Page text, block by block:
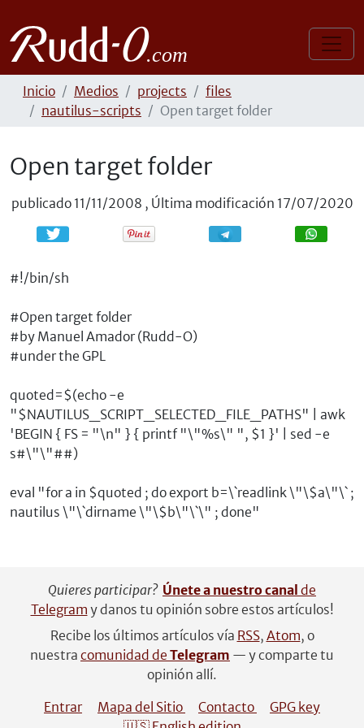
Inicio Medios projects
files
nautilus-scripts
Open target folder
Open target folder
publicado 11/11/2008 , Última modificación 17/07/2020
Compartir Compartir
#!/bin/sh
#Open target folder
#by Manuel Amador (Rudd-O)
#under the GPL
quoted=$(echo -e
"$NAUTILUS_SCRIPT_SELECTED_FILE_PATHS" | awk
'BEGIN { FS = "\n" } { printf "\"%s\" ", $1 }' | sed -e
s#\"\"##)
eval "for a in $quoted ; do export b=\`readlink \"\$a\"\` ;
nautilus \"\`dirname \"\$b\"\`\" ; done"
Quieres participar? Únete a nuestro canal de
Telegram y danos tu opinión sobre estos artículos!
Recibe los últimos artículos vía RSS, Atom, o
nuestra comunidad de Telegram — y comparte tu
opinión allí.
Entrar
Mapa del Sitio Contacto
GPG key